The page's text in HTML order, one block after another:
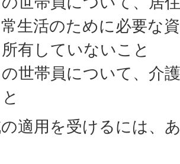
生活のために必要な
有していないこと
世帯員について、介
適用を受けるには、